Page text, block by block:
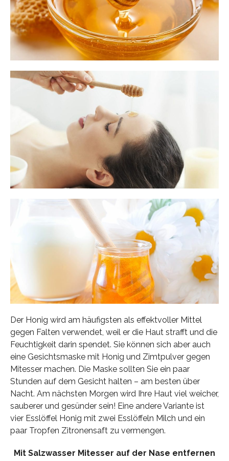
Der Honig wird am häufigsten als effektvoller Mittel
gegen Falten verwendet, weil er die Haut strafft und die
Feuchtigkeit darin spendet. Sie können sich aber auch
eine Gesichtsmaske mit Honig und Zimtpulver gegen
Mitesser machen. Die Maske sollten Sie ein paar
Stunden auf dem Gesicht halten – am besten über
Nacht. Am nächsten Morgen wird Ihre Haut viel weicher,
sauberer und gesünder sein! Eine andere Variante ist
vier Esslöffel Honig mit zwei Esslöffeln Milch und ein
paar Tropfen Zitronensaft zu vermengen.
Mit Salzwasser Mitesser auf der Nase entfernen